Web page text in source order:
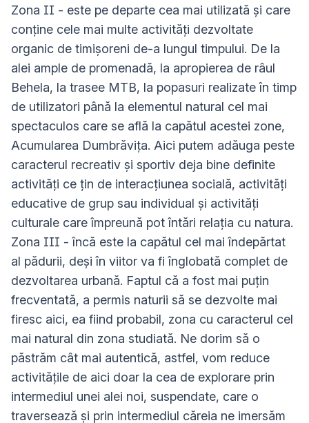
Zona II - este pe departe cea mai utilizată și care
conține cele mai multe activități dezvoltate
organic de timișoreni de-a lungul timpului. De la
alei ample de promenadă, la apropierea de râul
Behela, la trasee MTB, la popasuri realizate în timp
de utilizatori până la elementul natural cel mai
spectaculos care se află la capătul acestei zone,
Acumularea Dumbrăvița. Aici putem adăuga peste
caracterul recreativ și sportiv deja bine definite
activități ce țin de interacțiunea socială, activități
educative de grup sau individual și activități
culturale care împreună pot întări relația cu natura.
Zona III - încă este la capătul cel mai îndepărtat
al pădurii, deși în viitor va fi înglobată complet de
dezvoltarea urbană. Faptul că a fost mai puțin
frecventată, a permis naturii să se dezvolte mai
firesc aici, ea fiind probabil, zona cu caracterul cel
mai natural din zona studiată. Ne dorim să o
păstrăm cât mai autentică, astfel, vom reduce
activitățile de aici doar la cea de explorare prin
intermediul unei alei noi, suspendate, care o
traversează și prin intermediul căreia ne imersăm